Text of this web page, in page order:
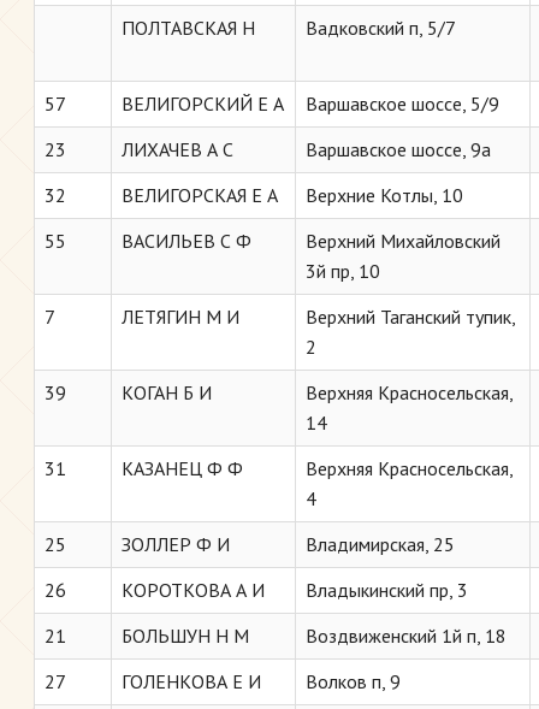
ПОЛТАВСКАЯ Н Вадковский п, 5/7
57 ВЕЛИГОРСКИЙ Е А
Варшавское шоссе, 5/9
23
ЛИХАЧЕВ А С
Варшавское шоссе, 9а
32
ВЕЛИГОРСКАЯ Е А
Верхние Котлы, 10
55
ВАСИЛЬЕВ С Ф
Верхний Михайловский
3й пр, 10
7
ЛЕТЯГИН М И
Верхний Таганский тупик,
2
39
КОГАН Б И
Верхняя Красносельская,
14
31
КАЗАНЕЦ Ф Ф
Верхняя Красносельская,
4
25
ЗОЛЛЕР Ф И
Владимирская, 25
26
КОРОТКОВА А И
Владыкинский пр, 3
21
БОЛЬШУН Н М
Воздвиженский 1й п, 18
27
ГОЛЕНКОВА Е И
Волков п, 9